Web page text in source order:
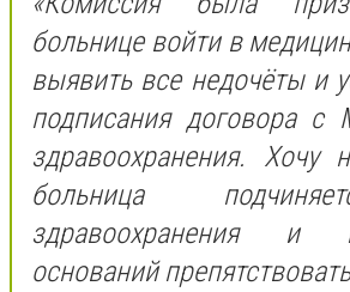
больнице войти в
выявить все недочёты и
подписания договора с
здравоохранения. Хочу
больница
здравоохранения и
оснований